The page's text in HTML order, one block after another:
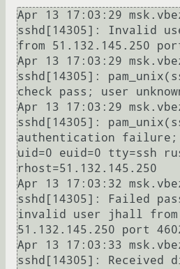
Apr 13 17:03:29
sshd[14305]: Invalid
from 51.132.145.250
Apr 13 17:03:29
sshd[14305]:
check pass; user
Apr 13 17:03:29
sshd[14305]:
authentication failure;
uid=0 euid=0 tty=ssh
rhost=51.132.145.250
Apr 13 17:03:32
sshd[14305]: Failed
invalid user jhall from
51.132.145.250 port
Apr 13 17:03:33
sshd[14305]: Received